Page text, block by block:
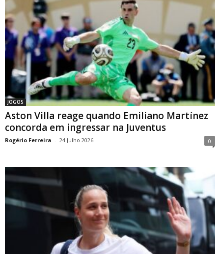
JOGOS
Aston Villa reage quando Emiliano Martínez
concorda em ingressar na Juventus
Rogério Ferreira - 24 Julho 2026 0